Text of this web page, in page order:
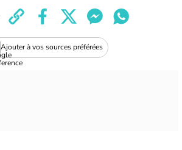
Ajouter à vos sources préférées